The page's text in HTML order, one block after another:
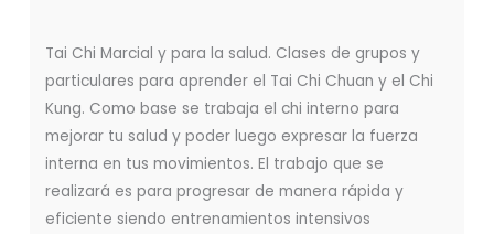
Tai Chi Marcial y para la salud. Clases de grupos y
particulares para aprender el Tai Chi Chuan y el Chi
Kung. Como base se trabaja el chi interno para
mejorar tu salud y poder luego expresar la fuerza
interna en tus movimientos. El trabajo que se
realizará es para progresar de manera rápida y
eficiente siendo entrenamientos intensivos